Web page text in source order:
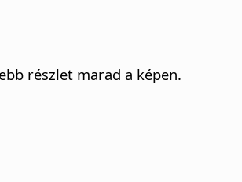
részlet marad a képen.